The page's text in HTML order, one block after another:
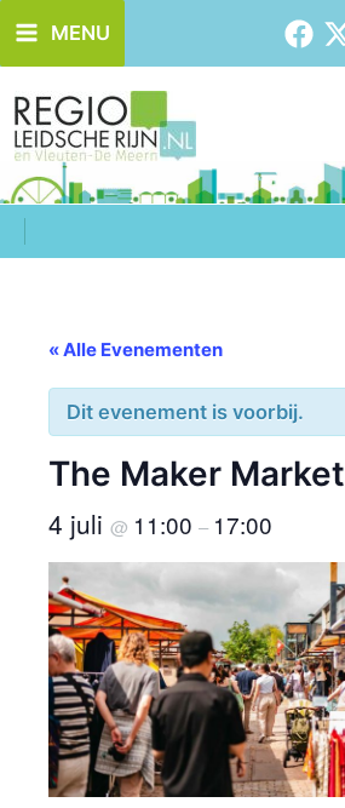
naar
de
inhoud
MENU
« Alle Evenementen
Dit evenement is voorbij.
The Maker Market
4 juli @ 11:00 – 17:00